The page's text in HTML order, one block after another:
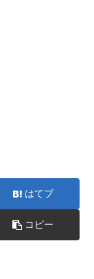
はてブ
コピー